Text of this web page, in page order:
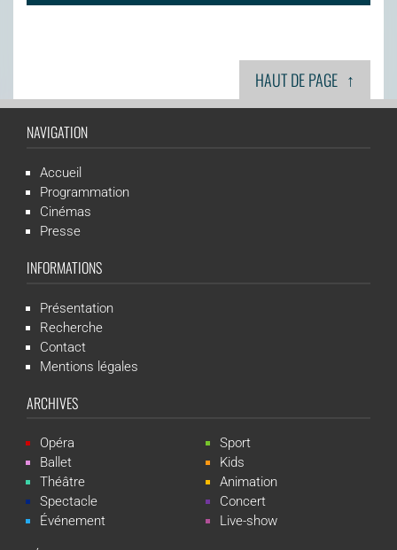
HAUT DE PAGE ↑
NAVIGATION
Accueil
Programmation
Cinémas
Presse
INFORMATIONS
Présentation
Recherche
Contact
Mentions légales
ARCHIVES
Opéra
Ballet
Théâtre
Spectacle
Événement
Sport
Kids
Animation
Concert
Live-show